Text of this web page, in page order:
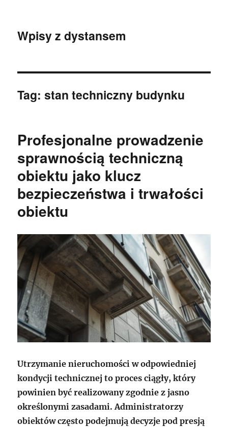
Wpisy z dystansem
Tag:stan techniczny budynku
Profesjonalne prowadzenie
sprawnością techniczną
obiektu jako klucz
bezpieczeństwa i trwałości
obiektu
Utrzymanie nieruchomości w odpowiedniej
kondycji technicznej to proces ciągły, który
powinien być realizowany zgodnie z jasno
określonymi zasadami. Administratorzy
obiektów często podejmują decyzje pod presją